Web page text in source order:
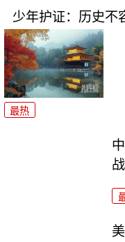
少年护证：历史不
最热